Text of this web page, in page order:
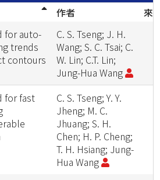
作者
來
for auto-
trends
contours
C. S. Tseng; J. H.
Wang; S. C. Tsai; C.
W. Lin; C.T. Lin;
Jung-Hua Wang
for fast
C. S. Tseng; Y. Y.
Jheng; M. C.
Jhuang; S. H.
Chen; H. P. Cheng;
T. H. Hsiang; Jung-
Hua Wang